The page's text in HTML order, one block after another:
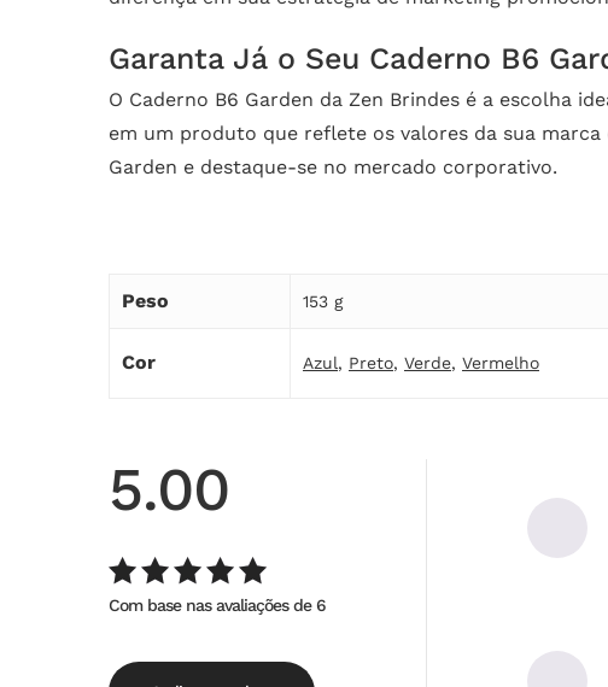
Garanta Já o Seu Caderno B6
O Caderno B6 Garden da Zen Brindes é a escolha
em um produto que reflete os valores da sua
Garden e destaque-se no mercado corporativo.
Peso 153 g
Cor Azul, Preto, Verde, Vermelho
5.00
Avaliação
5
Com base nas avaliações de 6